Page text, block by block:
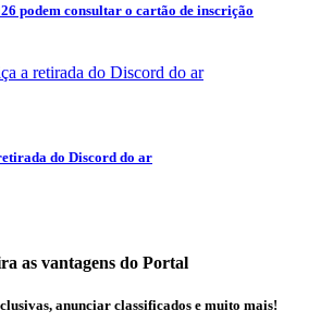
podem consultar o cartão de inscrição
do Discord do ar
as vantagens do Portal
anunciar classificados e muito mais!